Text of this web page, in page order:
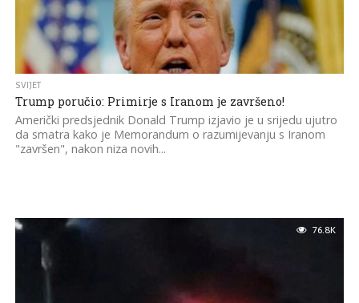
SVIJET
Trump poručio: Primirje s Iranom je završeno!
Američki predsjednik Donald Trump izjavio je u srijedu ujutro
da smatra kako je Memorandum o razumijevanju s Iranom
"završen", nakon niza novih...
76.8K